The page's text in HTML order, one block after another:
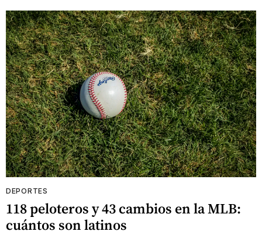
DEPORTES
118 peloteros y 43 cambios en la MLB:
cuántos son latinos